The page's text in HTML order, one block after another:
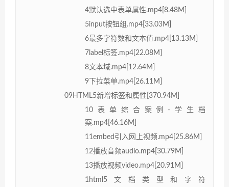
4默认选中表单属性.mp4[8.48M]
5input按钮组.mp4[33.03M]
6最多字符数和文本值.mp4[13.13M]
7label标签.mp4[22.08M]
8文本域.mp4[12.64M]
9下拉菜单.mp4[26.11M]
09HTML5新增标签和属性[370.94M]
10表单综合案例-学生档
案.mp4[46.16M]
11embed引入网上视频.mp4[25.86M]
12播放音频audio.mp4[30.79M]
13播放视频video.mp4[20.91M]
1html5文档类型和字符